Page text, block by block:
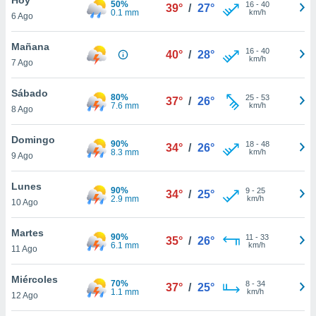
y
en
más
de
6 Ago
50%
0.1 mm
39° / 27° 16- 40
km/h
Mañana
7 Ago
40° / 28° 16- 40
km/h
Sábado
8 Ago
80%
7.6 mm
37° / 26° 25- 53
km/h
Domingo
9 Ago
90%
8.3 mm
34° / 26° 18- 48
km/h
Lunes
10 Ago
90%
2.9 mm
34° / 25° 9- 25
km/h
Martes
11 Ago
90%
6.1 mm
35° / 26° 11 - 33
km/h
Miércoles
12 Ago
70%
1.1 mm
37° / 25° 8- 34
km/h